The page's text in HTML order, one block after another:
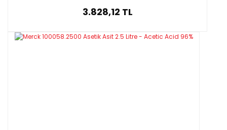
3.828,12 TL